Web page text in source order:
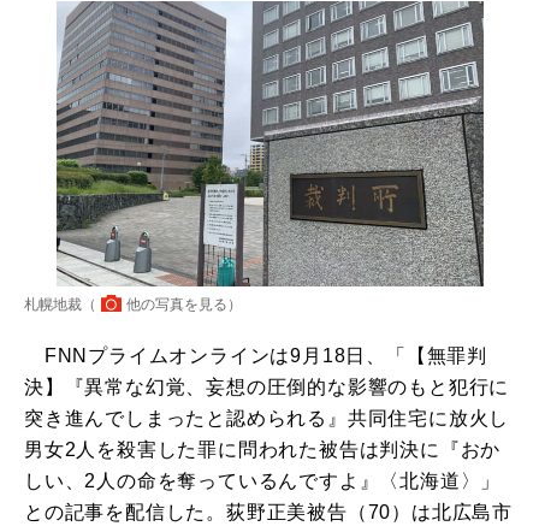
札幌地裁（ 他の写真を見る ）
FNNプライムオンラインは9月18日、「【無罪判
決】『異常な幻覚、妄想の圧倒的な影響のもと犯行に
突き進んでしまったと認められる』共同住宅に放火し
男女2人を殺害した罪に問われた被告は判決に『おか
しい、2人の命を奪っているんですよ』〈北海道〉」
との記事を配信した。荻野正美被告（70）は北広島市